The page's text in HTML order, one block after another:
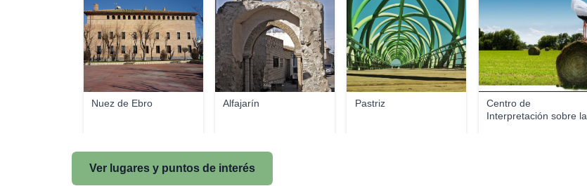
Nuez de Ebro Alfajarín Pastriz
Centro de
Interpretación sobre la
Ver lugares y puntos de interés